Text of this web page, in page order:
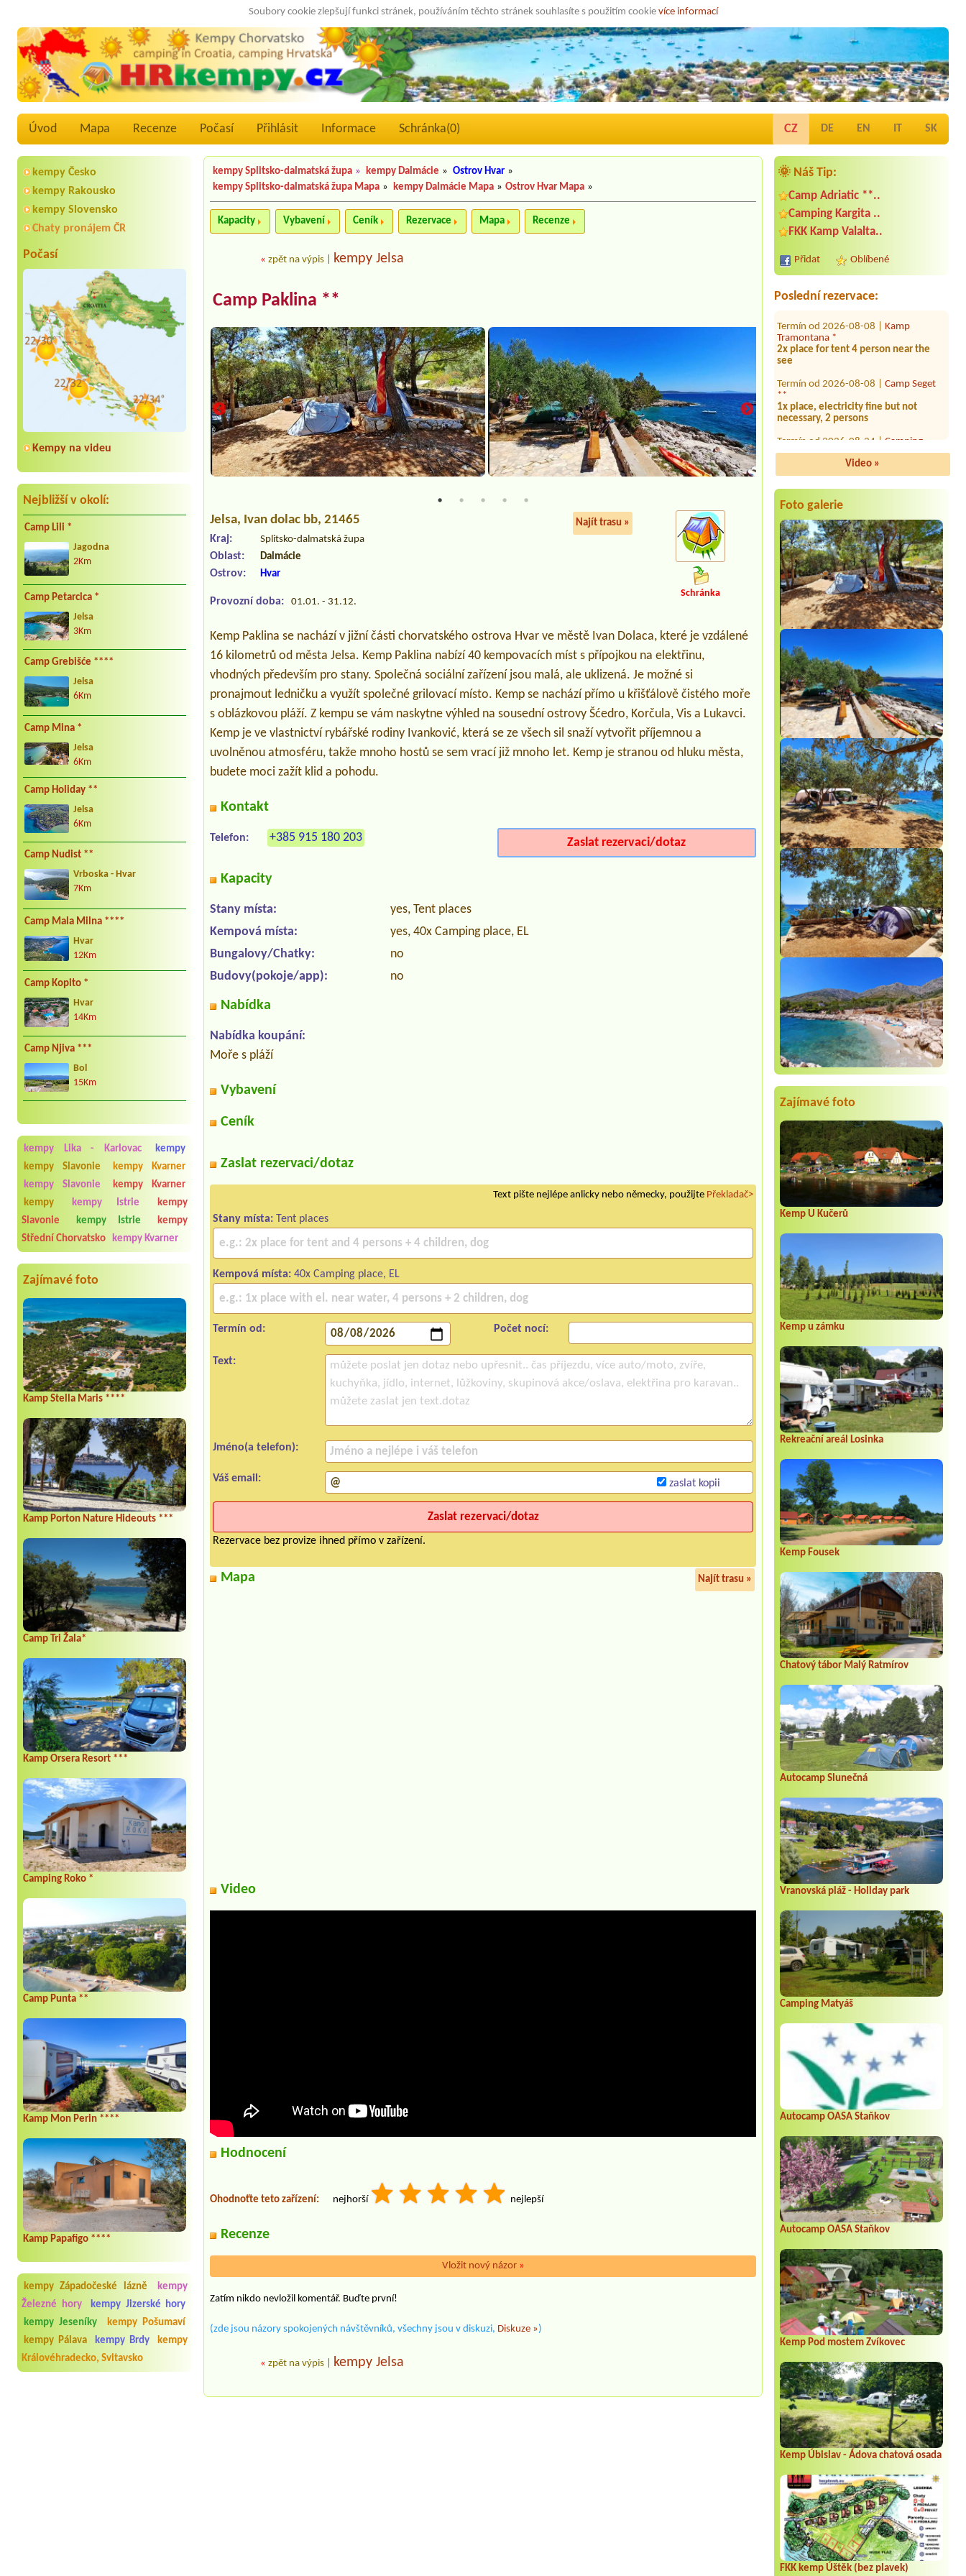
Soubory cookie zlepšují funkci stránek, používáním těchto stránek souhlasíte s použitím cookie více informací
Úvod Mapa Recenze Počasí Přihlásit Informace Schránka(0) CZ DE EN IT SK
kempy Česko
kempy Rakousko
kempy Slovensko
Chaty pronájem ČR
Počasí
Kempy na videu
Nejbližší v okolí:
Camp Lili *
Jagodna
2Km
Camp Petarcica *
Jelsa
3Km
Camp Grebišće ****
Jelsa
6Km
Camp Mina *
Jelsa
6Km
Camp Holiday **
Jelsa
6Km
Camp Nudist **
Vrboska - Hvar
7Km
Camp Mala Milna ****
Hvar
12Km
Camp Kopito *
Hvar
14Km
Camp Njiva ***
Bol
15Km
kempy Lika - Karlovac
kempy
kempy Slavonie
kempy Kvarner
kempy Slavonie
kempy Kvarner
kempy
kempy Istrie
kempy
Slavonie
kempy Istrie
kempy
Střední Chorvatsko kempy Kvarner
Zajímavé foto
Kamp Stella Maris ****
Kamp Porton Nature Hideouts ***
Camp Tri Žala*
Kamp Orsera Resort ***
Camping Roko *
Camp Punta **
Kamp Mon Perin ****
Kamp Papafigo ****
kempy Západočeské lázně
kempy
Železné hory
kempy Jizerské hory
kempy Jeseníky
kempy Pošumaví
kempy Pálava
kempy Brdy
kempy
Královéhradecko, Svitavsko
🌞 Náš Tip:
Camp Adriatic **..
Camping Kargita ..
FKK Kamp Valalta..
Přidat Oblíbené
Poslední rezervace:
Termín od 2026-08-03 |
Termín od 2026-08-14 |Camping
Čikat
Tramontana *
2x place for tent 4 person near the
see
**
1x place, electricity fine but not
necessary, 2 persons
Termín od 2026-08-24 |
Odmoree ****
Wodenča
1x place for tend, 2x people, 1x car
Termín od 2026-08-22 |Camp
Krvavica *
1xauto+príves + elektrika+2osoba
Termín od 2026-07-24 |Camp
Krvavica *
Termín od 2026-08-03 |
**
Video »
Foto galerie
Zajímavé foto
Kemp U Kučerů
Kemp u zámku
Rekreační areál Losinka
Kemp Fousek
Chatový tábor Malý Ratmírov
Autocamp Slunečná
Vranovská pláž - Holiday park
Camping Matyáš
Autocamp OASA Staňkov
Autocamp OASA Staňkov
Kemp Pod mostem Zvíkovec
Kemp Úbislav - Ádova chatová osada
FKK kemp Úštěk (bez plavek)
kempy Splitsko-dalmatská župa » kempy Dalmácie » Ostrov Hvar »
kempy Splitsko-dalmatská župa Mapa » kempy Dalmácie Mapa » Ostrov Hvar Mapa »
Kapacity Vybavení Ceník Rezervace Mapa Recenze
«zpět na výpis kempy Jelsa
Camp Paklina **
Jelsa, Ivan dolac bb, 21465 Najít trasu »
Kraj: Splitsko-dalmatská župa
Oblast: Dalmácie
Ostrov: Hvar
Provozní doba: 01.01. - 31.12.
Schránka
Kemp Paklina se nachází v jižní části chorvatského ostrova Hvar ve městě Ivan Dolaca, které je vzdálené
16 kilometrů od města Jelsa. Kemp Paklina nabízí 40 kempovacích míst s přípojkou na elektřinu,
vhodných především pro stany. Společná sociální zařízení jsou malá, ale uklizená. Je možné si
pronajmout ledničku a využít společné grilovací místo. Kemp se nachází přímo u křišťálově čistého moře
s oblázkovou pláží. Z kempu se vám naskytne výhled na sousední ostrovy Šćedro, Korčula, Vis a Lukavci.
Kemp je ve vlastnictví rybářské rodiny Ivanković, která se ze všech sil snaží vytvořit příjemnou a
uvolněnou atmosféru, takže mnoho hostů se sem vrací již mnoho let. Kemp je stranou od hluku města,
budete moci zažít klid a pohodu.
Kontakt
Telefon: +385 915 180 203 Zaslat rezervaci/dotaz
Kapacity
Stany místa:
yes, Tent places
Kempová místa:
yes, 40x Camping place, EL
Bungalovy/Chatky:
no
Budovy(pokoje/app):
no
Nabídka
Nabídka koupání:
Moře s pláží
Vybavení
Ceník
Zaslat rezervaci/dotaz
Text pište nejlépe anlicky nebo německy, použijte Překladač>
Stany místa: Tent places
Kempová místa: 40x Camping place, EL
Termín od: Počet nocí:
Text:
Jméno(a telefon):
Váš email: zaslat kopii
Rezervace bez provize ihned přímo v zařízení.
Mapa Najít trasu »
Video
Hodnocení
Ohodnoťte teto zařízení: nejhorší nejlepší
Recenze
Vložit nový názor »
Zatím nikdo nevložil komentář. Buďte první!
(zde jsou názory spokojených návštěvníků, všechny jsou v diskuzi, Diskuze »)
«zpět na výpis kempy Jelsa